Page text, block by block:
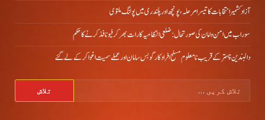
آزاد کشمیر انتخابات کا تیسرا مرحلہ، پونچھ اور پلندری میں پولنگ ملتوی
سوراب میں امن و امان کی صورتحال: ضلعی انتظامیہ کا رات بھر کرفیو نافذ کرنے کا حکم
دالبندین چہتر کے قریب نامعلوم مسلح افراد کارگو بس سامان اور عملے سمیت اغوا کر کے لے گئے
کریں